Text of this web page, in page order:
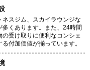
スジム、スカイラウンジな
多くあります。また、24時間
受け取りに便利なコンシェ
付加価値が揃っています。